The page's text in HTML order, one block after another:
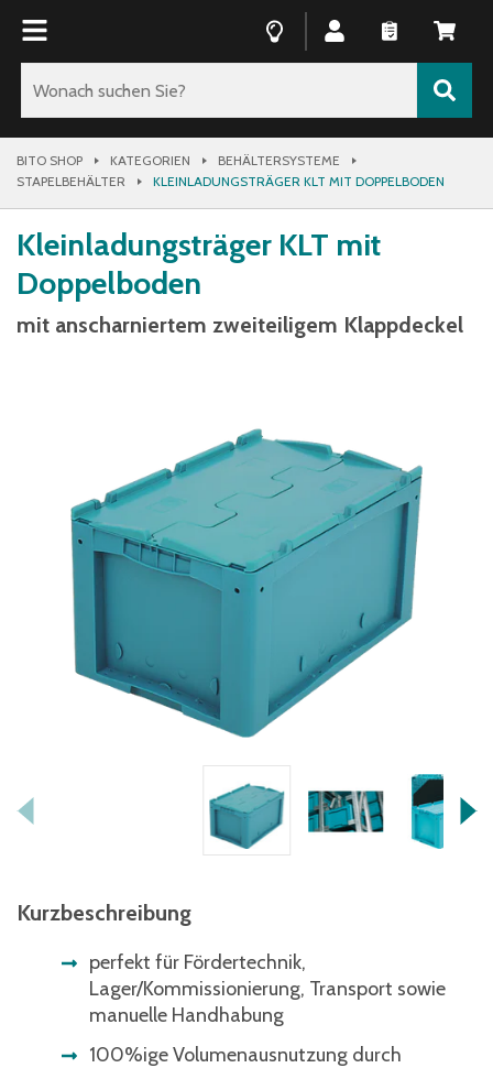
BITO SHOP KATEGORIEN
BEHÄLTERSYSTEME
STAPELBEHÄLTER
KLEINLADUNGSTRÄGER KLT MIT DOPPELBODEN
Kleinladungsträger KLT mit
Doppelboden
mit anscharniertem zweiteiligem Klappdeckel
Kurzbeschreibung
perfekt für Fördertechnik,
Lager/Kommissionierung, Transport sowie
manuelle Handhabung
100%ige Volumenausnutzung durch